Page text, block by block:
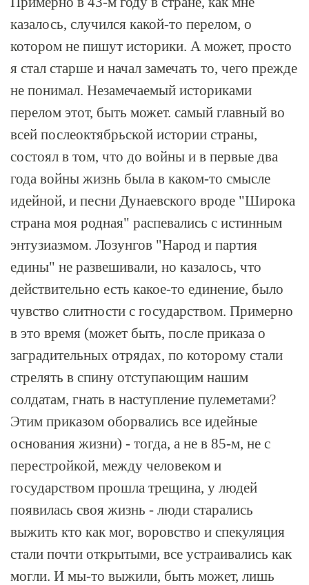
казалось, случился какой-то перелом, о
котором не пишут историки. А может, просто
я стал старше и начал замечать то, чего прежде
не понимал. Незамечаемый историками
перелом этот, быть может. самый главный во
всей послеоктябрьской истории страны,
состоял в том, что до войны и в первые два
года войны жизнь была в каком-то смысле
идейной, и песни Дунаевского вроде "Широка
страна моя родная" распевались с истинным
энтузиазмом. Лозунгов "Народ и партия
едины" не развешивали, но казалось, что
действительно есть какое-то единение, было
чувство слитности с государством. Примерно
в это время (может быть, после приказа о
заградительных отрядах, по которому стали
стрелять в спину отступающим нашим
солдатам, гнать в наступление пулеметами?
Этим приказом оборвались все идейные
основания жизни) - тогда, а не в 85-м, не с
перестройкой, между человеком и
государством прошла трещина, у людей
появилась своя жизнь - люди старались
выжить кто как мог, воровство и спекуляция
стали почти открытыми, все устраивались как
могли. И мы-то выжили, быть может, лишь